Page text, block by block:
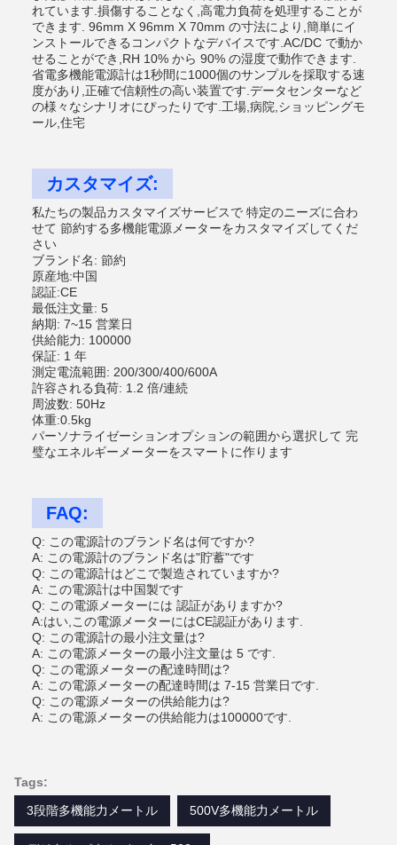
れています.損傷することなく,高電力負荷を処理することが
できます. 96mm X 96mm X 70mm の寸法により,簡単にイ
ンストールできるコンパクトなデバイスです.AC/DC で動か
せることができ,RH 10% から 90% の湿度で動作できます.
省電多機能電源計は1秒間に1000個のサンプルを採取する速
度があり,正確で信頼性の高い装置です.データセンターなど
の様々なシナリオにぴったりです.工場,病院,ショッピングモ
ール,住宅
カスタマイズ:
私たちの製品カスタマイズサービスで 特定のニーズに合わ
せて 節約する多機能電源メーターをカスタマイズしてくだ
さい
ブランド名: 節約
原産地:中国
認証:CE
最低注文量: 5
納期: 7~15 営業日
供給能力: 100000
保証: 1 年
測定電流範囲: 200/300/400/600A
許容される負荷: 1.2 倍/連続
周波数: 50Hz
体重:0.5kg
パーソナライゼーションオプションの範囲から選択して 完
璧なエネルギーメーターをスマートに作ります
FAQ:
Q: この電源計のブランド名は何ですか?
A: この電源計のブランド名は"貯蓄"です
Q: この電源計はどこで製造されていますか?
A: この電源計は中国製です
Q: この電源メーターには 認証がありますか?
A:はい,この電源メーターにはCE認証があります.
Q: この電源計の最小注文量は?
A: この電源メーターの最小注文量は 5 です.
Q: この電源メーターの配達時間は?
A: この電源メーターの配達時間は 7-15 営業日です.
Q: この電源メーターの供給能力は?
A: この電源メーターの供給能力は100000です.
Tags:
3段階多機能力メートル
500V多機能力メートル